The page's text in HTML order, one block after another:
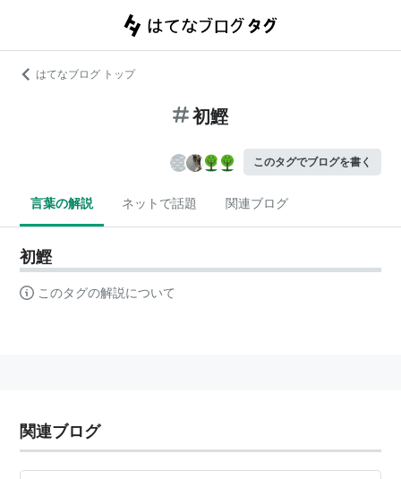
はてなブログ トップ
初鰹
このタグでブログを書く
言葉の解説 ネットで話題 関連ブログ
初鰹
このタグの解説について
関連ブログ